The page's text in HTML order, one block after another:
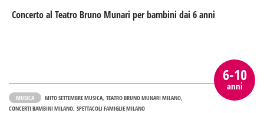
Concerto al Teatro Bruno Munari per bambini dai 6 anni
6-10
anni
MUSICA MITO SETTEMBRE MUSICA TEATRO BRUNO MUNARI MILANO
CONCERTI BAMBINI MILANO SPETTACOLI FAMIGLIE MILANO